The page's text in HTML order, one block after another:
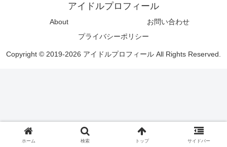
アイドルプロフィール
About
お問い合わせ
プライバシーポリシー
Copyright © 2019-2026 アイドルプロフィール All Rights Reserved.
ホーム 検索 トップ サイドバー